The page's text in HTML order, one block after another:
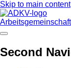
Skip to main content
Second